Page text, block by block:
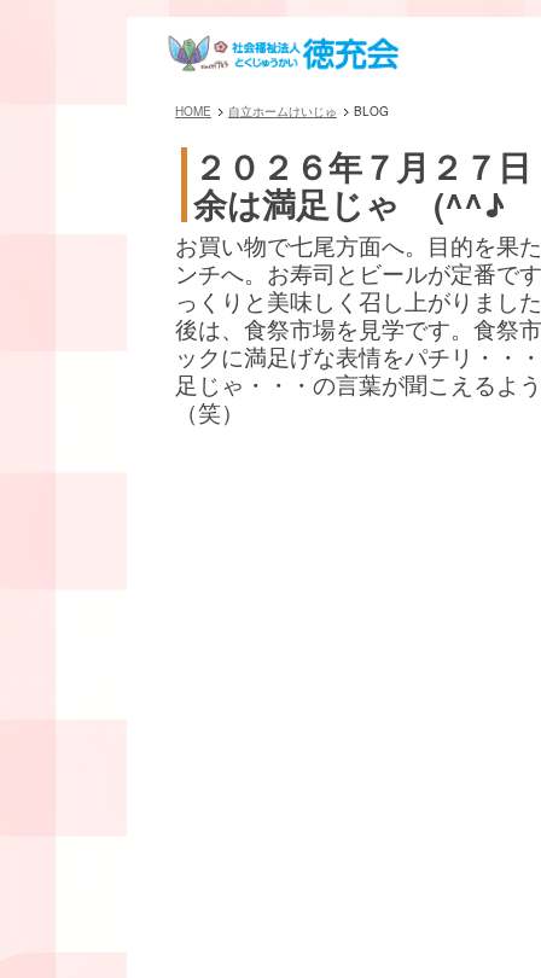
HOME 自立ホームけいじゅ BLOG
２０２６年７月２７日
余は満足じゃ (^^♪
お買い物で七尾方面へ。目的を果
ンチへ。お寿司とビールが定番で
っくりと美味しく召し上がりまし
後は、食祭市場を見学です。食祭
ックに満足げな表情をパチリ・・
足じゃ・・・の言葉が聞こえる
（笑）